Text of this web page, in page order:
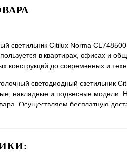
светильник Citilux Norma
в квартирах, офисах и
конструкций до современных и
светодиодный светильник
накладные и подвесные модели.
Осуществляем бесплатную